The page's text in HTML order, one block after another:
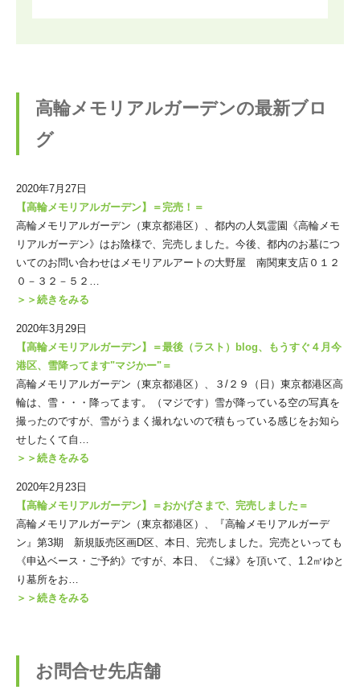
高輪メモリアルガーデンの最新ブロ
グ
2020年7月27日
【高輪メモリアルガーデン】＝完売！＝
高輪メモリアルガーデン（東京都港区）、都内の人気霊園《高輪メモ
リアルガーデン》はお陰様で、完売しました。今後、都内のお墓につ
いてのお問い合わせはメモリアルアートの大野屋 南関東支店０１２
０－３２－５２…
＞＞続きをみる
2020年3月29日
【高輪メモリアルガーデン】＝最後（ラスト）blog、もうすぐ４月今
港区、雪降ってます"マジかー"＝
高輪メモリアルガーデン（東京都港区）、３/２９（日）東京都港区高
輪は、雪・・・降ってます。（マジです）雪が降っている空の写真を
撮ったのですが、雪がうまく撮れないので積もっている感じをお知ら
せしたくて自…
＞＞続きをみる
2020年2月23日
【高輪メモリアルガーデン】＝おかげさまで、完売しました＝
高輪メモリアルガーデン（東京都港区）、『高輪メモリアルガーデ
ン』第3期 新規販売区画D区、本日、完売しました。完売といっても
《申込ベース・ご予約》ですが、本日、《ご縁》を頂いて、1.2㎡ゆと
り墓所をお…
＞＞続きをみる
お問合せ先店舗